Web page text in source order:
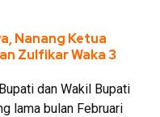
Nanang Ketua
Zulfikar Waka 3
dan Wakil Bupati
lama bulan Februari